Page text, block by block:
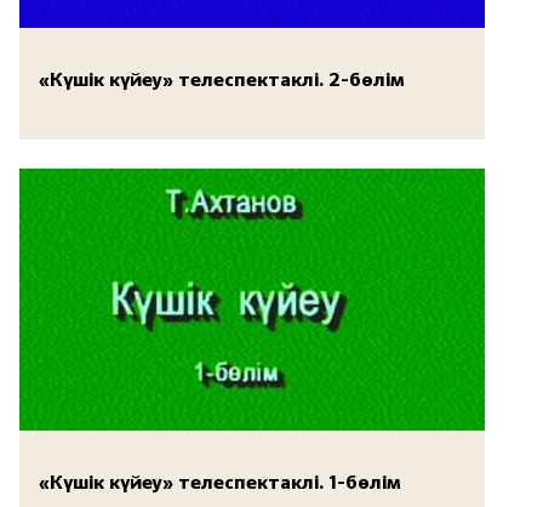
«Күшік күйеу» телеспектаклі. 2-бөлім
«Күшік күйеу» телеспектаклі. 1-бөлім